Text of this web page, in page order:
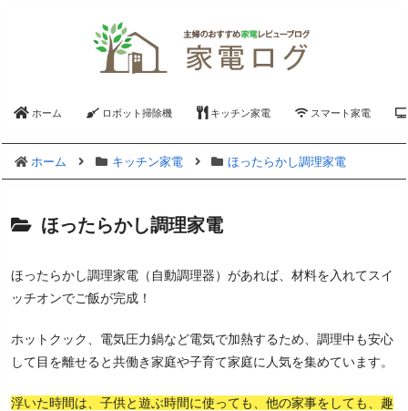
ホーム ロボット掃除機 キッチン家電 スマート家電
ホーム キッチン家電 ほったらかし調理家電
ほったらかし調理家電
ほったらかし調理家電（自動調理器）があれば、材料を入れてスイ
ッチオンでご飯が完成！
ホットクック、電気圧力鍋など電気で加熱するため、調理中も安心
して目を離せると共働き家庭や子育て家庭に人気を集めています。
浮いた時間は、子供と遊ぶ時間に使っても、他の家事をしても、趣